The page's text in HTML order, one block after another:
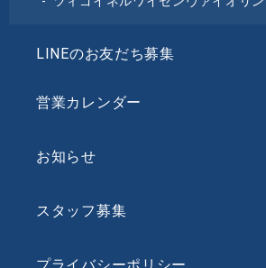
LINEのお友だち募集
営業カレンダー
お知らせ
スタッフ募集